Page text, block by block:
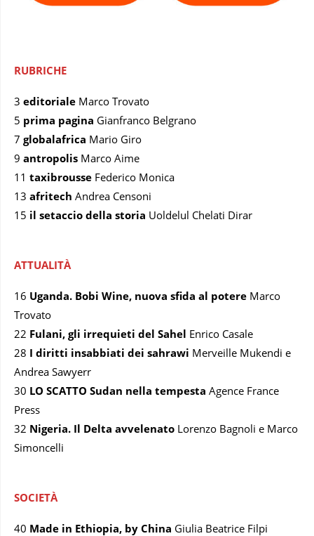
RUBRICHE
3 editoriale Marco Trovato
5 prima pagina Gianfranco Belgrano
7 globalafrica Mario Giro
9 antropolis Marco Aime
11 taxibrousse Federico Monica
13 afritech Andrea Censoni
15 il setaccio della storia Uoldelul Chelati Dirar
ATTUALITÀ
16 Uganda. Bobi Wine, nuova sfida al potere Marco
Trovato
22 Fulani, gli irrequieti del Sahel Enrico Casale
28 I diritti insabbiati dei sahrawi Merveille Mukendi e
Andrea Sawyerr
30 LO SCATTO Sudan nella tempesta Agence France
Press
32 Nigeria. Il Delta avvelenato Lorenzo Bagnoli e Marco
Simoncelli
SOCIETÀ
40 Made in Ethiopia, by China Giulia Beatrice Filpi